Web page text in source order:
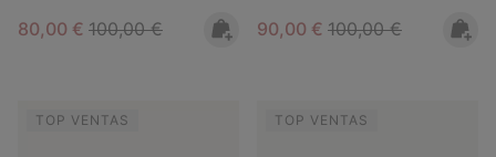
Sale price:
80,00 € Regular price:
100,00 € Sale price:
90,00 € Regular price:
100,00 €
TOP VENTAS TOP VENTAS